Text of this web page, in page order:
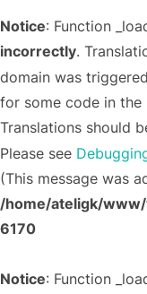
Notice: Function
incorrectly.
domain was
for some code in the
Translations should
Please see
(This message was
/home/ateligk/
6170
Notice: Function